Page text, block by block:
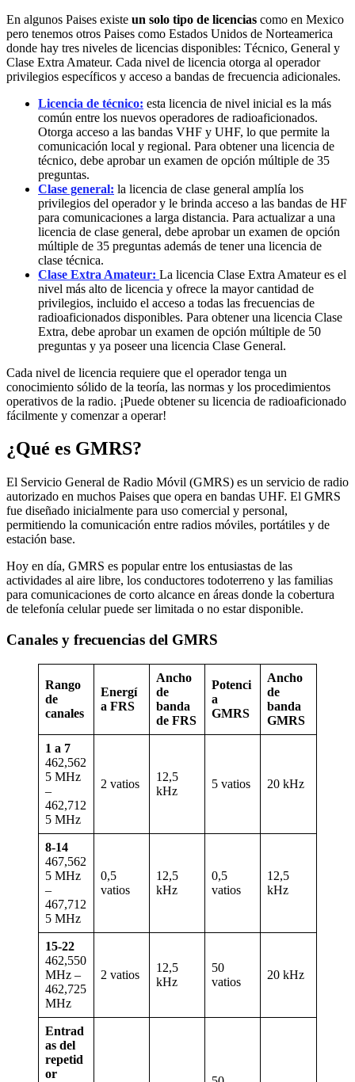
En algunos Paises existe un solo tipo de licencias como en Mexico
pero tenemos otros Paises como Estados Unidos de Norteamerica
donde hay tres niveles de licencias disponibles: Técnico, General y
Clase Extra Amateur. Cada nivel de licencia otorga al operador
privilegios específicos y acceso a bandas de frecuencia adicionales.
Licencia de técnico: esta licencia de nivel inicial es la más
común entre los nuevos operadores de radioaficionados.
Otorga acceso a las bandas VHF y UHF, lo que permite la
comunicación local y regional. Para obtener una licencia de
técnico, debe aprobar un examen de opción múltiple de 35
preguntas.
Clase general: la licencia de clase general amplía los
privilegios del operador y le brinda acceso a las bandas de HF
para comunicaciones a larga distancia. Para actualizar a una
licencia de clase general, debe aprobar un examen de opción
múltiple de 35 preguntas además de tener una licencia de
clase técnica.
Clase Extra Amateur: La licencia Clase Extra Amateur es el
nivel más alto de licencia y ofrece la mayor cantidad de
privilegios, incluido el acceso a todas las frecuencias de
radioaficionados disponibles. Para obtener una licencia Clase
Extra, debe aprobar un examen de opción múltiple de 50
preguntas y ya poseer una licencia Clase General.
Cada nivel de licencia requiere que el operador tenga un
conocimiento sólido de la teoría, las normas y los procedimientos
operativos de la radio. ¡Puede obtener su licencia de radioaficionado
fácilmente y comenzar a operar!
¿Qué es GMRS?
El Servicio General de Radio Móvil (GMRS) es un servicio de radio
autorizado en muchos Paises que opera en bandas UHF. El GMRS
fue diseñado inicialmente para uso comercial y personal,
permitiendo la comunicación entre radios móviles, portátiles y de
estación base.
Hoy en día, GMRS es popular entre los entusiastas de las
actividades al aire libre, los conductores todoterreno y las familias
para comunicaciones de corto alcance en áreas donde la cobertura
de telefonía celular puede ser limitada o no estar disponible.
Canales y frecuencias del GMRS
Rango
de
canales
Energí
a FRS
Ancho
de
banda
de FRS
Potenci
a
GMRS
Ancho
de
banda
GMRS
1 a 7
462,562
5 MHz
–
462,712
5 MHz
2 vatios
12,5
kHz
5 vatios 20 kHz
8-14
467,562
5 MHz
–
467,712
5 MHz
0,5
vatios
12,5
kHz
0,5
vatios
12,5
kHz
15-22
462,550
MHz –
462,725
MHz
2 vatios
12,5
kHz
50
vatios
20 kHz
Entrad
as del
repetid
or